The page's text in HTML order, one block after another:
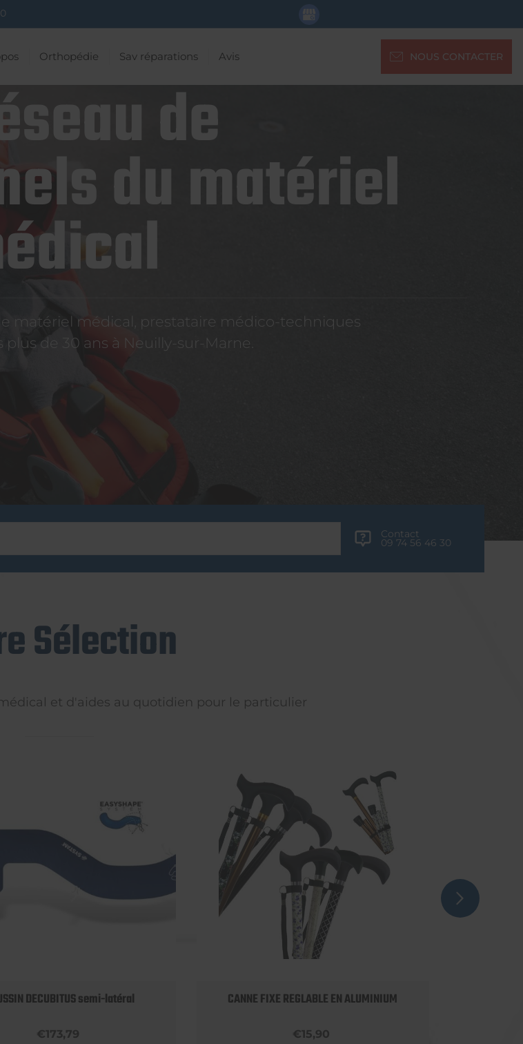
Orthopédie Sav réparations Avis NOUS CONTACTER
de
du matériel
matériel médical, prestataire médico-techniques
de 30 ans à Neuilly-sur-Marne.
Contact
09 74 56 46 30
Sélection
et d'aides au quotidien pour le particulier
DECUBITUS semi-latéral
€173,79
CANNE FIXE REGLABLE EN ALUMINIUM
€15,90